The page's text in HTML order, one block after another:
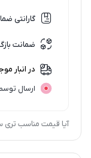
گارانتی
ضمانت
در انبار
ارسال
آیا قیمت مناسب تری